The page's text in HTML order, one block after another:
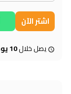
اشتر الآن
يصل خلال10 يوم